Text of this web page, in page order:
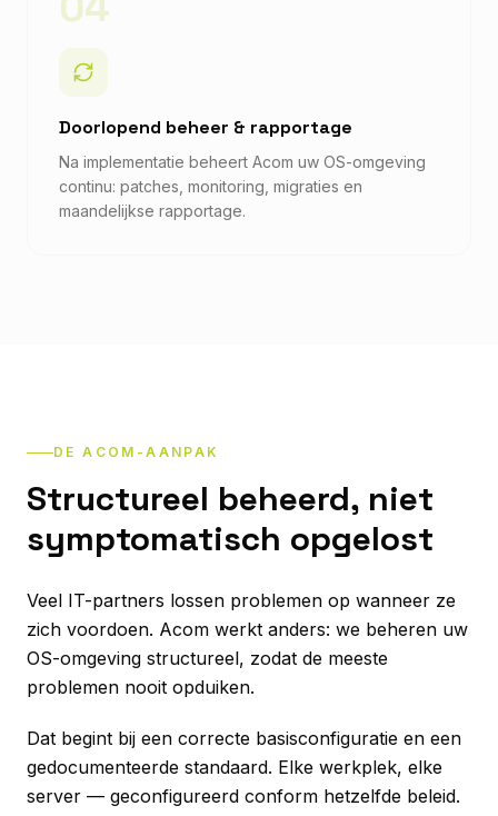
Doorlopend beheer & rapportage
Na implementatie beheert Acom uw OS-omgeving
continu: patches, monitoring, migraties en
maandelijkse rapportage.
DE ACOM-AANPAK
Structureel beheerd, niet
symptomatisch opgelost
Veel IT-partners lossen problemen op wanneer ze
zich voordoen. Acom werkt anders: we beheren uw
OS-omgeving structureel, zodat de meeste
problemen nooit opduiken.
Dat begint bij een correcte basisconfiguratie en een
gedocumenteerde standaard. Elke werkplek, elke
server — geconfigureerd conform hetzelfde beleid.